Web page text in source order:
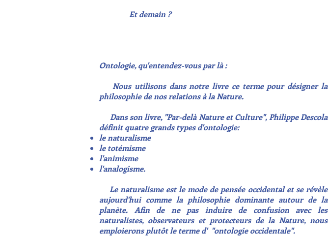
Et demain ?
Ontologie, qu'entendez-vous par là :
Nous utilisons dans notre livre ce terme pour désigner la
philosophie de nos relations à la Nature.
Dans son livre, "Par-delà Nature et Culture", Philippe Descola
définit quatre grands types d'ontologie:
le naturalisme
le totémisme
l'animisme
l'analogisme.
Le naturalisme est le mode de pensée occidental et se révèle
aujourd'hui comme la philosophie dominante autour de la
planète. Afin de ne pas induire de confusion avec les
naturalistes, observateurs et protecteurs de la Nature, nous
emploieronsplutôt le terme d' "ontologie occidentale".